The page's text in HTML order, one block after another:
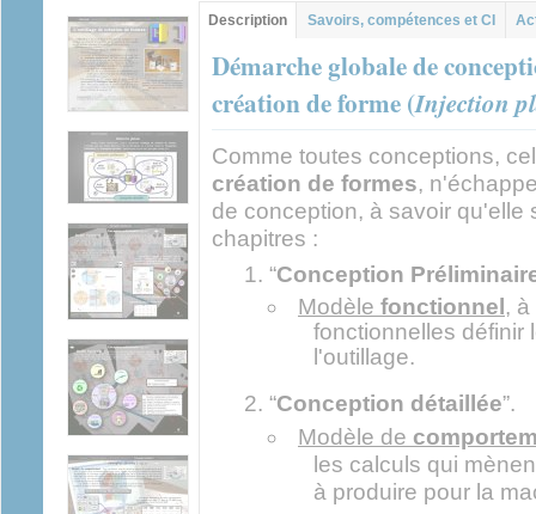
Contenu principal
Description (onglet
actif)
Savoirs, compétences et CI
Démarche globale de
création de forme (Injection
Comme toutes conceptions,
création de formes,
de conception, à savoir
chapitres :
“Conception
Modèle fonctionnel,
fonctionnelles définir
l'outillage.
“Conception détaillée”.
Modèle de
les calculs qui
à produire pour la